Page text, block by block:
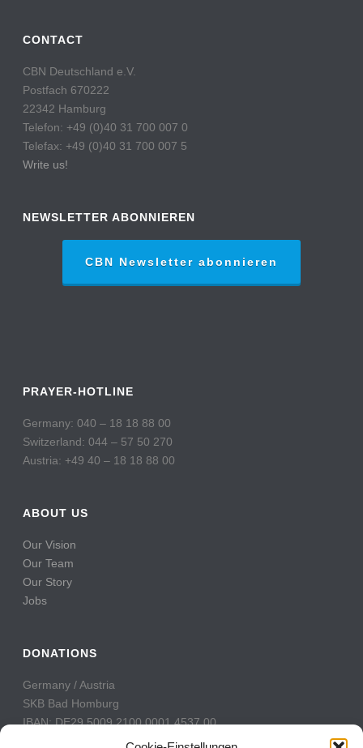
CONTACT
CBN Deutschland e.V.
Postfach 670222
22342 Hamburg
Telefon: +49 (0)40 31 700 007 0
Telefax: +49 (0)40 31 700 007 5
Write us!
NEWSLETTER ABONNIEREN
CBN Newsletter abonnieren
PRAYER-HOTLINE
Germany: 040 – 18 18 88 00
Switzerland: 044 – 57 50 270
Austria: +49 40 – 18 18 88 00
ABOUT US
Our Vision
Our Team
Our Story
Jobs
DONATIONS
Germany / Austria
SKB Bad Homburg
IBAN: DE29 5009 2100 0001 4537 00
BIC: GENODE51BH2